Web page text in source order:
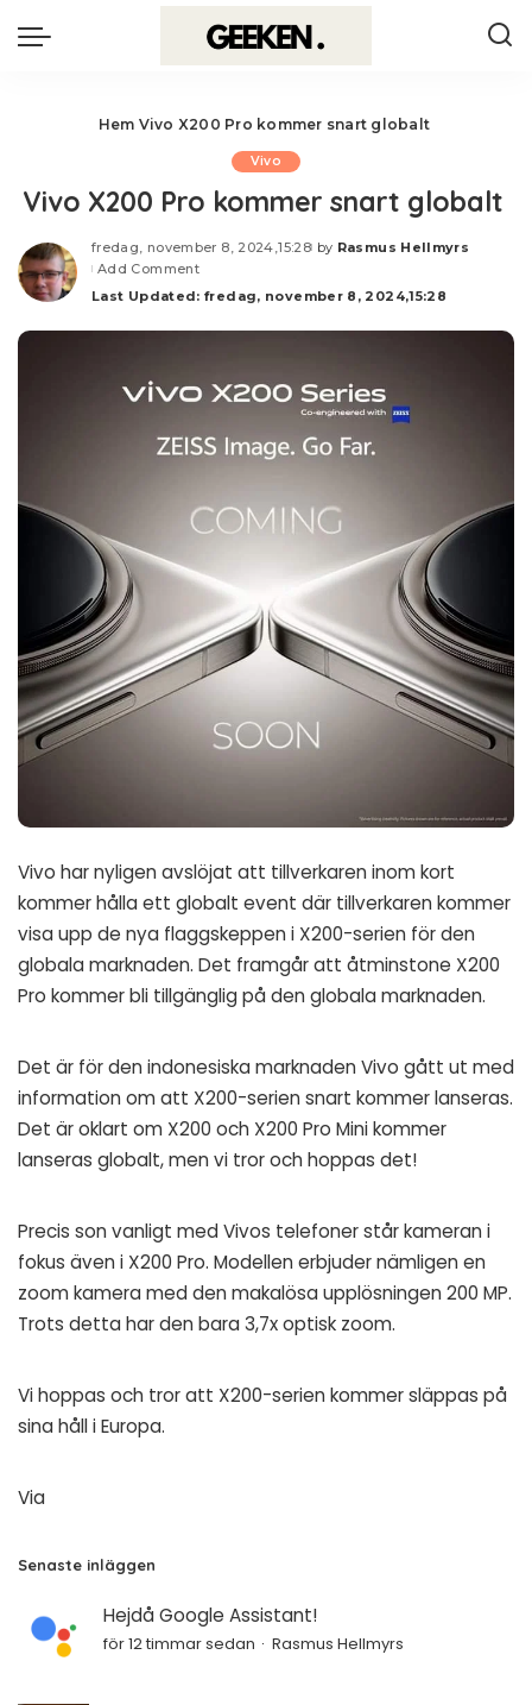
Hem Vivo X200 Pro kommer snart globalt
Vivo
Vivo X200 Pro kommer snart globalt
fredag, november 8, 2024,15:28
Posted
by Rasmus Hellmyrs
Add Comment
Last Updated: fredag, november 8, 2024,15:28
Vivo har nyligen avslöjat att tillverkaren inom kort
kommer hålla ett globalt event där tillverkaren kommer
visa upp de nya flaggskeppen i X200-serien för den
globala marknaden. Det framgår att åtminstone X200
Pro kommer bli tillgänglig på den globala marknaden.
Det är för den indonesiska marknaden Vivo gått ut med
information om att X200-serien snart kommer lanseras.
Det är oklart om X200 och X200 Pro Mini kommer
lanseras globalt, men vi tror och hoppas det!
Precis son vanligt med Vivos telefoner står kameran i
fokus även i X200 Pro. Modellen erbjuder nämligen en
zoom kamera med den makalösa upplösningen 200 MP.
Trots detta har den bara 3,7x optisk zoom.
Vi hoppas och tror att X200-serien kommer släppas på
sina håll i Europa.
Via
Senaste inläggen
Hejdå Google Assistant!
för 12 timmar sedan Rasmus Hellmyrs